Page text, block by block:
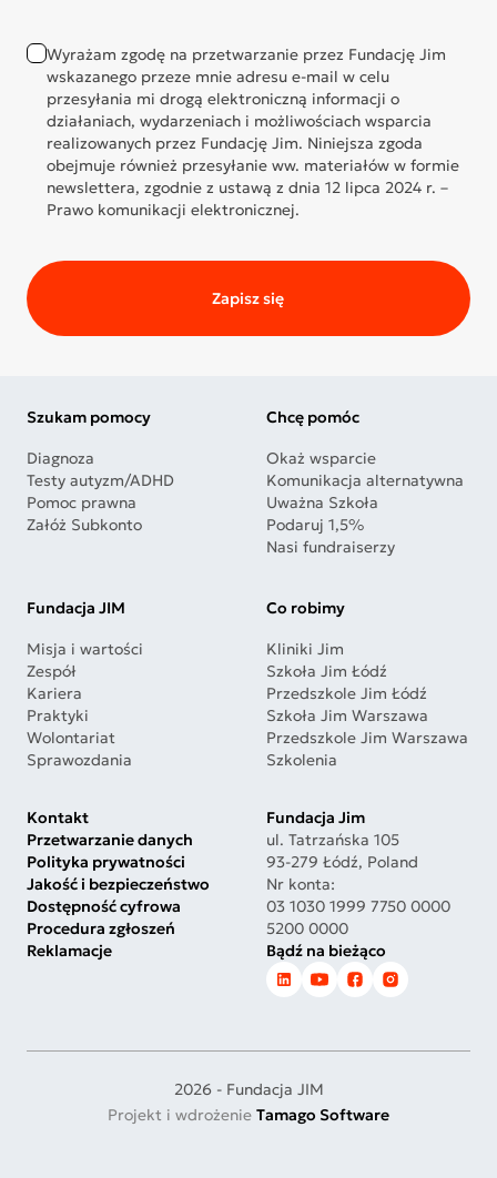
Wyrażam zgodę na przetwarzanie przez Fundację Jim
wskazanego przeze mnie adresu e-mail w celu
przesyłania mi drogą elektroniczną informacji o
działaniach, wydarzeniach i możliwościach wsparcia
realizowanych przez Fundację Jim. Niniejsza zgoda
obejmuje również przesyłanie ww. materiałów w formie
newslettera, zgodnie z ustawą z dnia 12 lipca 2024 r. –
Prawo komunikacji elektronicznej.
Zapisz się
Szukam pomocy
Diagnoza
Testy autyzm/ADHD
Pomoc prawna
Załóż Subkonto
Chcę pomóc
Okaż wsparcie
Komunikacja alternatywna
Uważna Szkoła
Podaruj 1,5%
Nasi fundraiserzy
Fundacja JIM
Misja i wartości
Zespół
Kariera
Praktyki
Wolontariat
Sprawozdania
Co robimy
Kliniki Jim
Szkoła Jim Łódź
Przedszkole Jim Łódź
Szkoła Jim Warszawa
Przedszkole Jim Warszawa
Szkolenia
Kontakt
Przetwarzanie danych
Polityka prywatności
Jakość i bezpieczeństwo
Dostępność cyfrowa
Procedura zgłoszeń
Reklamacje
Fundacja Jim
ul. Tatrzańska 105
93-279 Łódź, Poland
Nr konta:
03 1030 1999 7750 0000
5200 0000
Bądź na bieżąco
2026 - Fundacja JIM
Projekt i wdrożenie Tamago Software